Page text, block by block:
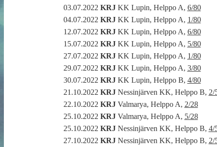
03.07.2022 KRJKK Lupin, Helppo A, 6/80
04.07.2022 KRJKK Lupin, Helppo A, 1/80
12.07.2022 KRJKK Lupin, Helppo A, 6/80
15.07.2022 KRJKK Lupin, Helppo A, 5/80
27.07.2022 KRJKK Lupin, Helppo A, 1/80
29.07.2022 KRJKK Lupin, Helppo A, 3/80
30.07.2022 KRJKK Lupin, Helppo B, 4/80
21.10.2022 KRJNessinjärven KK, Helppo B, 2/
22.10.2022 KRJValmarya, Helppo A, 2/28
25.10.2022 KRJValmarya, Helppo A, 5/28
25.10.2022 KRJNessinjärven KK, Helppo B, 4/
27.10.2022 KRJNessinjärven KK, Helppo B, 2/